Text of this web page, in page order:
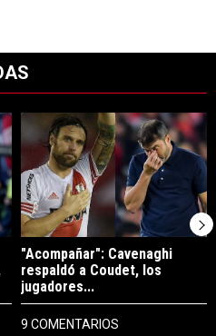
"Qué dijo Coudet sobre los
Un artículo de tendencia con el
"Acompañar": Cavenaghi
respaldó a Coudet, los
jugadores...
9 COMENTARIOS